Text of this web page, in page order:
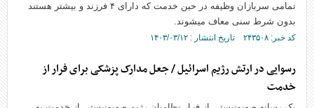
تمامی سربازان وظیفه در حین خدمت که دارای ۴ فرزند و بیشتر هستند
بدون شرط سنی معاف میشوند.
کد خبر: ۲۴۳۵۰۸ تاریخ انتشار : ۱۴۰۳/۰۳/۱۲
رسوایی در ارتش رژیم اسرائیل / جعل مدارک پزشکی برای فرار از
خدمت